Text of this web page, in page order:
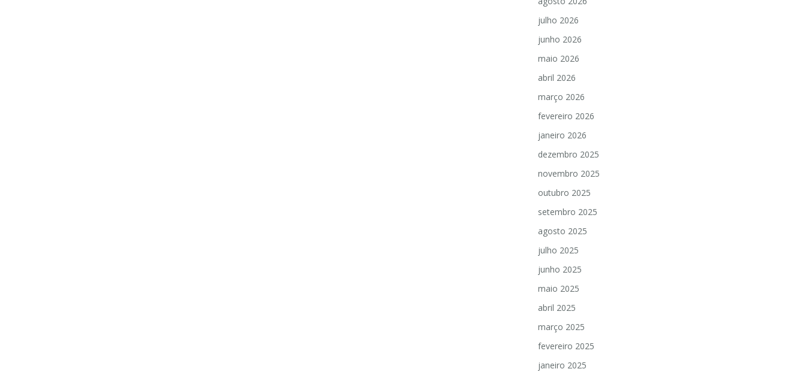
julho 2026
junho 2026
maio 2026
abril 2026
março 2026
fevereiro 2026
janeiro 2026
dezembro 2025
novembro 2025
outubro 2025
setembro 2025
agosto 2025
julho 2025
junho 2025
maio 2025
abril 2025
março 2025
fevereiro 2025
janeiro 2025